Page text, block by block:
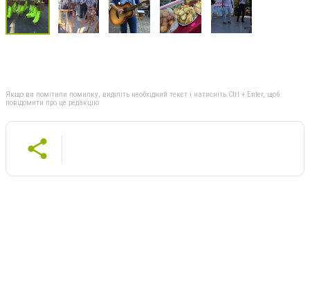
Якщо ви помітили помилку, виділіть необхідний текст і натисніть Ctrl + Enter, щоб
повідомити про це редакцію